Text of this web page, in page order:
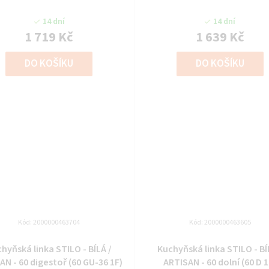
14 dní
1 719 Kč
DO KOŠÍKU
14 dní
1 639 Kč
DO KOŠÍKU
linka STILO - BÍLÁ /
- 60 digestoř (60 GU-36 1F)
Kód: 2000000463704
Kuchyňská linka STILO -
ARTISAN - 60 dolní (60 D
Kód: 2000000463605